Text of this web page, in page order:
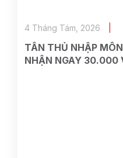
TÂN THỦ NHẬP
NHẬN NGAY 30.000
4 Tháng Tám, 2026